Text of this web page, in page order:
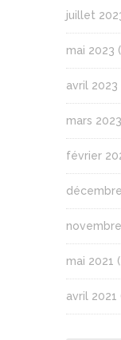
juillet
mai 2023
avril 2023
mars 2023
février
mai 2021
avril 2021